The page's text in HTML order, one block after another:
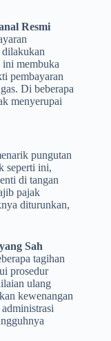
Resmi
dilakukan
ini membuka
pembayaran
Di beberapa
menyerupai
pungutan
seperti ini,
di tangan
pajak
diturunkan,
Sah
tagihan
prosedur
ulang
kewenangan